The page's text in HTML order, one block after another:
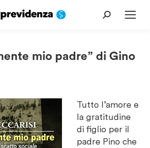
Cerca:
mio padre” di Gino
Tutto l’amore e
la gratitudine
di figlio per il
padre Pino che